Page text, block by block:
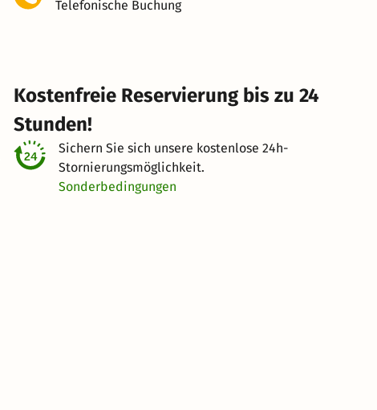
Telefonische Buchung
Kostenfreie Reservierung bis zu 24
Stunden!
Sichern Sie sich unsere kostenlose 24h-
Stornierungsmöglichkeit.
Sonderbedingungen